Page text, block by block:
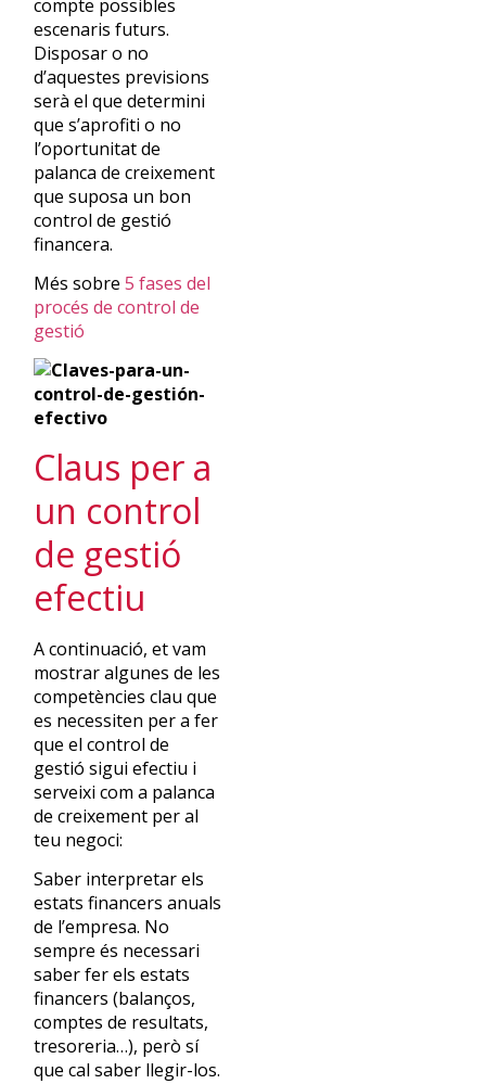
compte possibles
escenaris futurs.
Disposar o no
d’aquestes previsions
serà el que determini
que s’aprofiti o no
l’oportunitat de
palanca de creixement
que suposa un bon
control de gestió
financera.
Més sobre 5 fases del
procés de control de
gestió
Claus per a
un control
de gestió
efectiu
A continuació, et vam
mostrar algunes de les
competències clau que
es necessiten per a fer
que el control de
gestió sigui efectiu i
serveixi com a palanca
de creixement per al
teu negoci:
Saber interpretar els
estats financers anuals
de l’empresa. No
sempre és necessari
saber fer els estats
financers (balanços,
comptes de resultats,
tresoreria…), però sí
que cal saber llegir-los.